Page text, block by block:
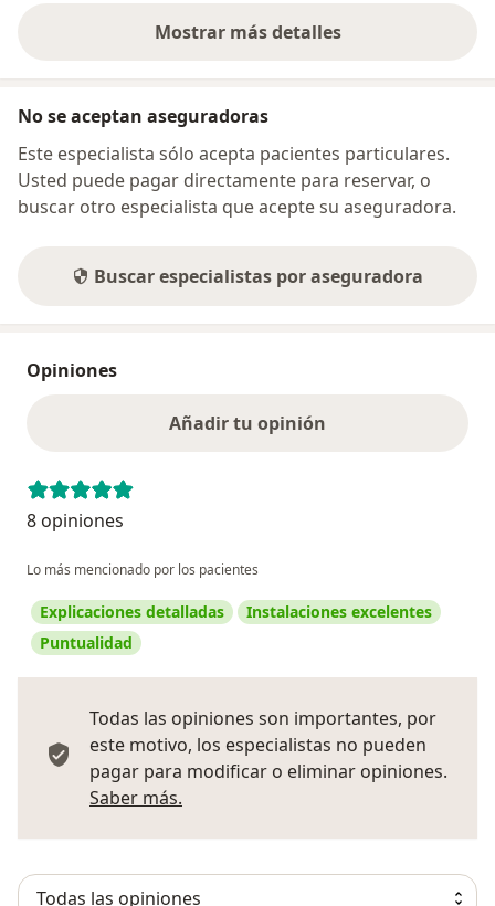
Mostrar más detalles
sobre la dirección
No se aceptan aseguradoras
Este especialista sólo acepta pacientes particulares.
Usted puede pagar directamente para reservar, o
buscar otro especialista que acepte su aseguradora.
Buscar especialistas por aseguradora
Opiniones
Añadir tu opinión
8 opiniones
Lo más mencionado por los pacientes
Explicaciones detalladas
Instalaciones excelentes
Puntualidad
Todas las opiniones son importantes, por
este motivo, los especialistas no pueden
pagar para modificar o eliminar opiniones.
Saber más.